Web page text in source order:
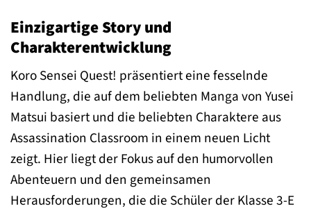
Einzigartige Story und
Charakterentwicklung
Koro Sensei Quest! präsentiert eine fesselnde
Handlung, die auf dem beliebten Manga von Yusei
Matsui basiert und die beliebten Charaktere aus
Assassination Classroom in einem neuen Licht
zeigt. Hier liegt der Fokus auf den humorvollen
Abenteuern und den gemeinsamen
Herausforderungen, die die Schüler der Klasse 3-E